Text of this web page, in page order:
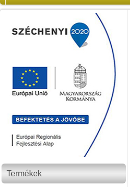
Termékek